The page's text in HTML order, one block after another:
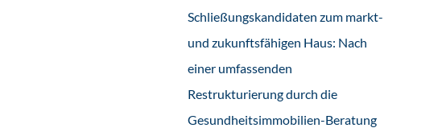
Schließungskandidaten zum markt-
und zukunftsfähigen Haus: Nach
einer umfassenden
Restrukturierung durch die
Gesundheitsimmobilien-Beratung